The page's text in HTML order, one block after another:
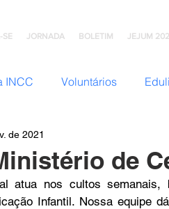
SE JORNADA BOLETIM JEJUM
INCC Voluntários
de
de 2021
atua nos cultos
Infantil. Nossa equipe